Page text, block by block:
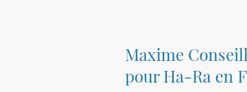
Maxime
pour Ha-Ra en